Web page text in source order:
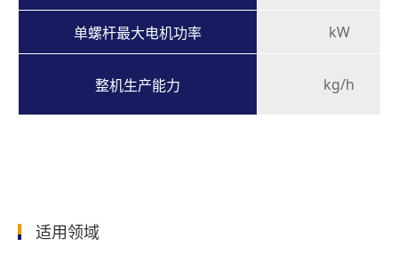
单螺杆最大电机功率 kW
整机生产能力 kg/h
适用领域